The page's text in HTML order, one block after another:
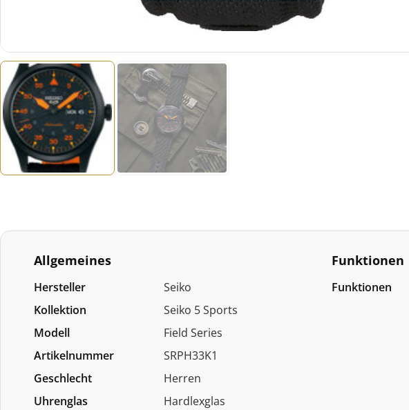
Allgemeines
Hersteller
Seiko
Kollektion
Seiko 5 Sports
Modell
Field Series
Artikelnummer
SRPH33K1
Geschlecht
Herren
Uhrenglas
Hardlexglas
Funktionen
Funktionen